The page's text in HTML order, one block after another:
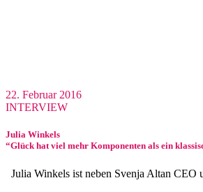
22. Februar 2016
INTERVIEW
Julia Winkels
“Glück hat viel mehr Komponenten als ein
Julia Winkels ist neben Svenja Altan CEO